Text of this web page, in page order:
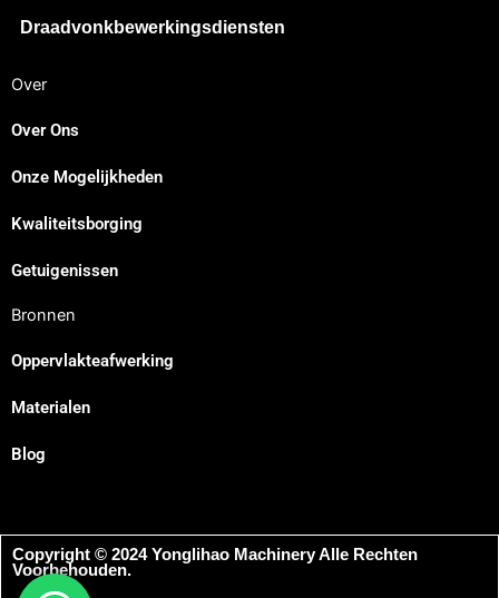
Draadvonkbewerkingsdiensten
Over
Over Ons
Onze Mogelijkheden
Kwaliteitsborging
Getuigenissen
Bronnen
Oppervlakteafwerking
Materialen
Blog
Copyright © 2024 Yonglihao Machinery Alle Rechten
Voorbehouden.
Arabic